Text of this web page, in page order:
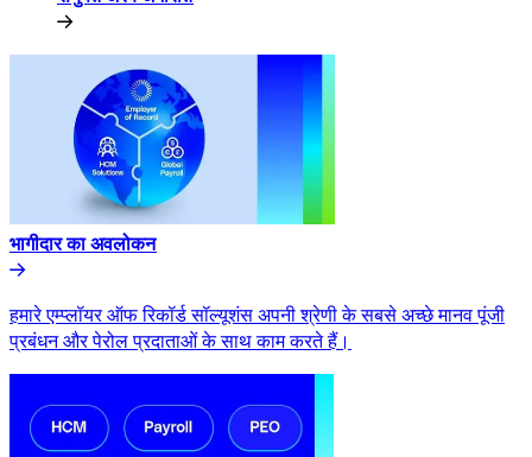
भागीदार का अवलोकन​​
हमारे एम्प्लॉयर ऑफ रिकॉर्ड सॉल्यूशंस अपनी श्रेणी के सबसे अच्छे मानव पूंजी
प्रबंधन और पेरोल प्रदाताओं के साथ काम करते हैं।​​